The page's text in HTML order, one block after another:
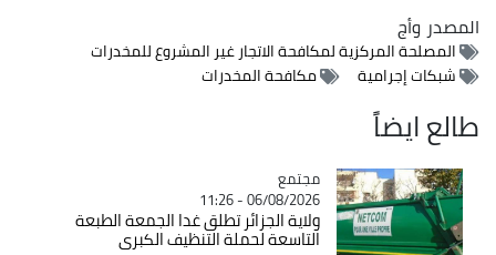
المصدروأج
المصلحة المركزية لمكافحة الاتجار غير المشروع للمخدرات
شبكات إجرامية
مكافحة المخدرات
طالع ايضاً
Catégorie
مجتمع
06/08/2026 - 11:26
ولاية الجزائر تطلق غدا الجمعة الطبعة
التاسعة لحملة التنظيف الكبرى